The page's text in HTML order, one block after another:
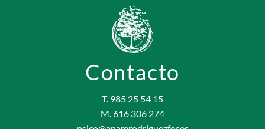
Contacto
T. 985 25 54 15
M. 616 306 274